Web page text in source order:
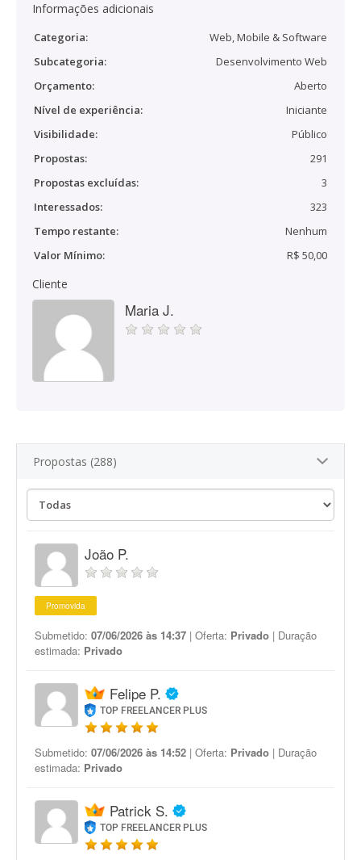
Informações adicionais
Categoria:
Web, Mobile & Software
Subcategoria:
Desenvolvimento Web
Orçamento:
Aberto
Nível de experiência:
Iniciante
Visibilidade:
Público
Propostas:
291
Propostas excluídas:
3
Interessados:
323
Tempo restante:
Nenhum
Valor Mínimo:
R$ 50,00
Cliente
Maria J.
Propostas (288)
João P.
Promovida
Submetido: 07/06/2026 às 14:37 | Oferta: Privado | Duração
estimada: Privado
Felipe P.
TOP FREELANCER PLUS
Submetido: 07/06/2026 às 14:52 | Oferta: Privado | Duração
estimada: Privado
Patrick S.
TOP FREELANCER PLUS